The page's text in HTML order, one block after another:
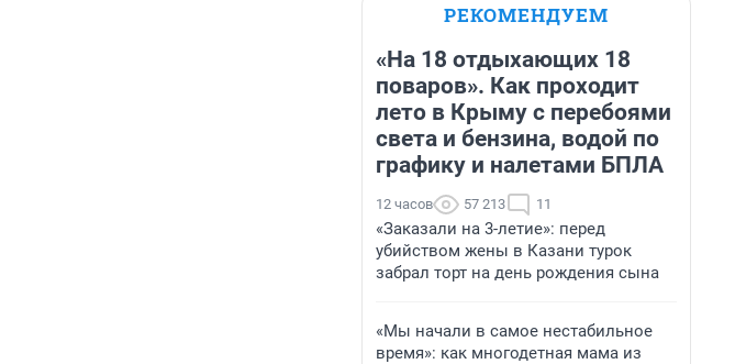
РЕКОМЕНДУЕМ
«На 18 отдыхающих 18
поваров». Как проходит
лето в Крыму с перебоями
света и бензина, водой по
графику и налетами БПЛА
12 часов 57 213 11
«Заказали на 3-летие»: перед
убийством жены в Казани турок
забрал торт на день рождения сына
«Мы начали в самое нестабильное
время»: как многодетная мама из